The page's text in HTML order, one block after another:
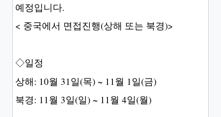
예정입니다.
< 중국에서 면접진행(상해 또는 북경)>
◇일정
상해: 10월 31일(목) ~ 11월 1일(금)
북경: 11월 3일(일) ~ 11월 4일(월)